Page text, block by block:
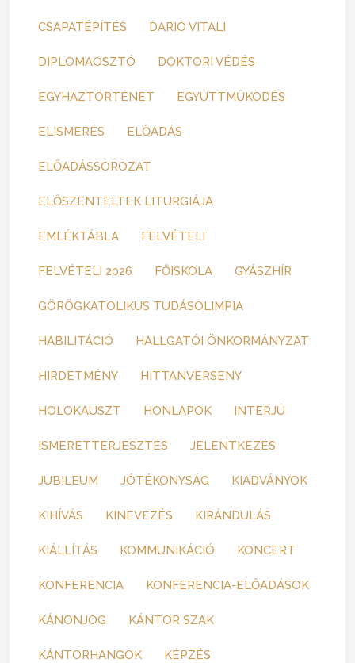
CSAPATÉPÍTÉS DARIO VITALI
DIPLOMAOSZTÓ DOKTORI VÉDÉS
EGYHÁZTÖRTÉNET EGYÜTTMŰKÖDÉS
ELISMERÉS ELŐADÁS
ELŐADÁSSOROZAT
ELŐSZENTELTEK LITURGIÁJA
EMLÉKTÁBLA FELVÉTELI
FELVÉTELI 2026 FŐISKOLA GYÁSZHÍR
GÖRÖGKATOLIKUS TUDÁSOLIMPIA
HABILITÁCIÓ HALLGATÓI ÖNKORMÁNYZAT
HIRDETMÉNY HITTANVERSENY
HOLOKAUSZT HONLAPOK INTERJÚ
ISMERETTERJESZTÉS JELENTKEZÉS
JUBILEUM JÓTÉKONYSÁG KIADVÁNYOK
KIHÍVÁS KINEVEZÉS KIRÁNDULÁS
KIÁLLÍTÁS KOMMUNIKÁCIÓ KONCERT
KONFERENCIA KONFERENCIA-ELŐADÁSOK
KÁNONJOG KÁNTOR SZAK
KÁNTORHANGOK KÉPZÉS